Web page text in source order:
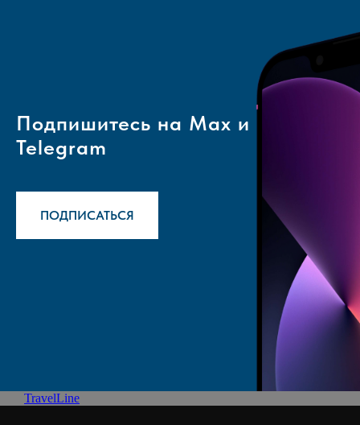
Подпишитесь на Max и
Telegram
ПОДПИСАТЬСЯ
TravelLine